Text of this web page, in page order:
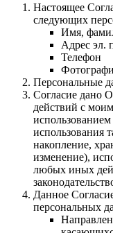
Настоящее
следующих
Имя,
Адрес эл.
Телефон
Персональные
Согласие дано
действий с
использования
накопление,
изменение),
любых иных
Данное
персональных